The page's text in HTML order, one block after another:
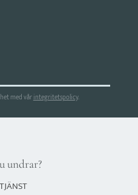
med vårintegritetspolicy.
undrar?